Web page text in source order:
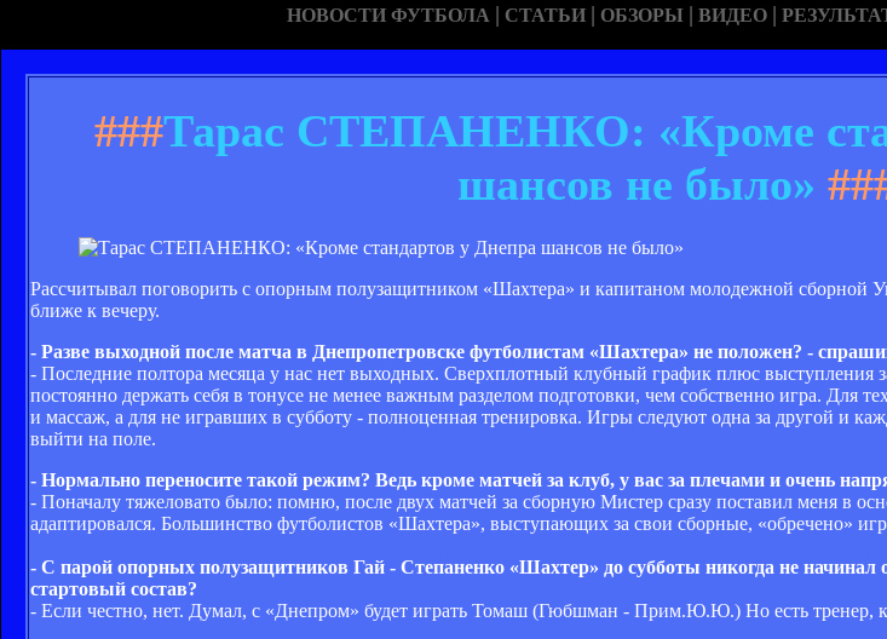
НОВОСТИ ФУТБОЛА | СТАТЬИ | ОБЗОРЫ | ВИДЕО |
###Тарас СТЕПАНЕНКО: «Кроме
шансов не было»
Рассчитывал поговорить с опорным полузащитником «Шахтера» и капитаном молодежной сборной
ближе к вечеру.
- Разве выходной после матча в Днепропетровске футболистам «Шахтера» не положен? -
- Последние полтора месяца у нас нет выходных. Сверхплотный клубный график плюс выступления
постоянно держать себя в тонусе не менее важным разделом подготовки, чем собственно игра. Для
и массаж, а для не игравших в субботу - полноценная тренировка. Игры следуют одна за другой и
выйти на поле.
- Нормально переносите такой режим? Ведь кроме матчей за клуб, у вас за плечами и очень
- Поначалу тяжеловато было: помню, после двух матчей за сборную Мистер сразу поставил меня в
адаптировался. Большинство футболистов «Шахтера», выступающих за свои сборные, «обречено»
- С парой опорных полузащитников Гай - Степаненко «Шахтер» до субботы никогда не
стартовый состав?
- Если честно, нет. Думал, с «Днепром» будет играть Томаш (Гюбшман - Прим.Ю.Ю.) Но есть тренер,